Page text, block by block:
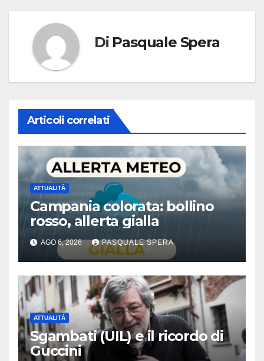
Di Pasquale Spera
Articoli correlati
ATTUALITÀ
Campania colorata: bollino
rosso, allerta gialla
AGO 6, 2026 PASQUALE SPERA
ATTUALITÀ
Sgambati (UIL) e il ricordo di
Guccini